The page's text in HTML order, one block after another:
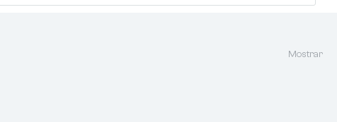
Mostrar